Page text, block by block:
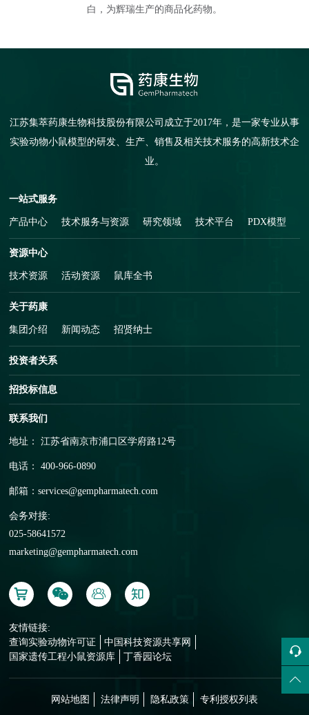
白，为辉瑞生产的商品化药物。
江苏集萃药康生物科技股份有限公司成立于2017年，是一家专业从事
实验动物小鼠模型的研发、生产、销售及相关技术服务的高新技术企
业。
一站式服务
产品中心 技术服务与资源 研究领域 技术平台 PDX模型
资源中心
技术资源 活动资源 鼠库全书
关于药康
集团介绍 新闻动态 招贤纳士
投资者关系
招投标信息
联系我们
地址： 江苏省南京市浦口区学府路12号
电话： 400-966-0890
邮箱：services@gempharmatech.com
会务对接:
025-58641572
marketing@gempharmatech.com
友情链接:
查询实验动物许可证
中国科技资源共享网
国家遗传工程小鼠资源库
丁香园论坛
网站地图 法律声明 隐私政策 专利授权列表